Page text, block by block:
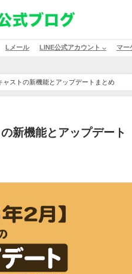
Lメール LINE公式アカウント ⌵ マー
ャストの新機能とアップデートまとめ
新機能とアップデート